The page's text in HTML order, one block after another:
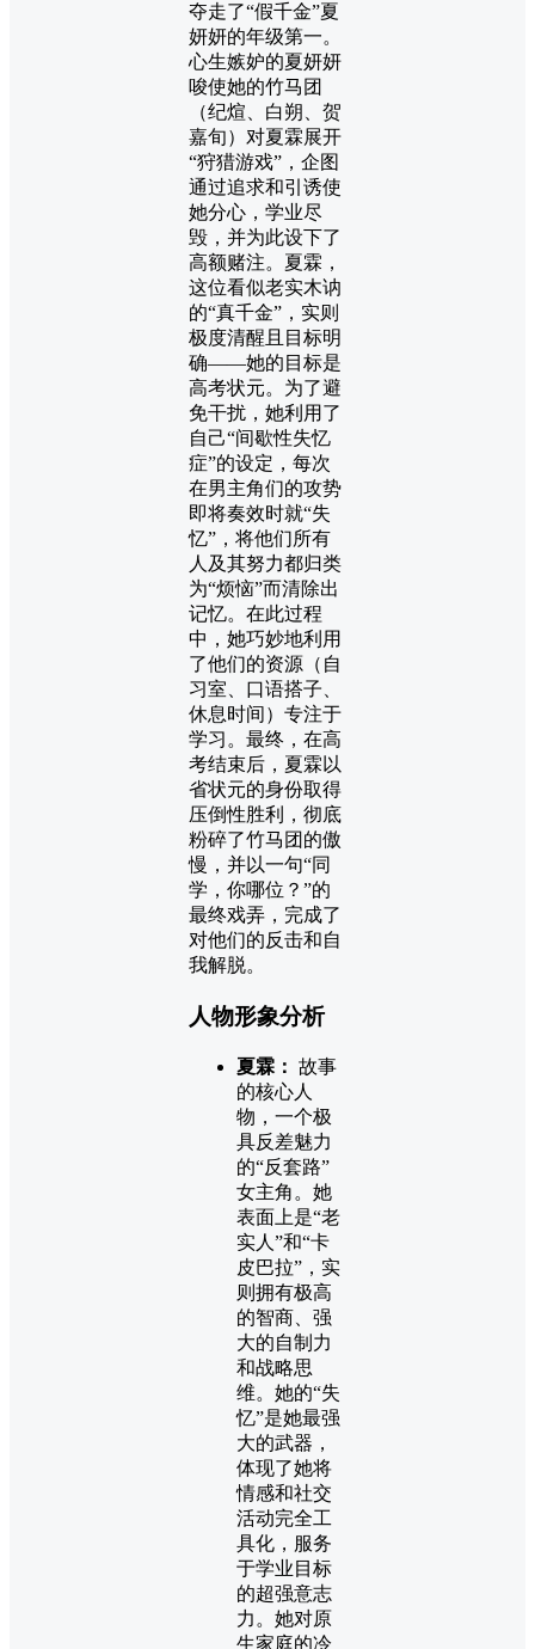
夺走了“假千金”夏
妍妍的年级第一。
心生嫉妒的夏妍妍
唆使她的竹马团
（纪煊、白朔、贺
嘉旬）对夏霖展开
“狩猎游戏”，企图
通过追求和引诱使
她分心，学业尽
毁，并为此设下了
高额赌注。夏霖，
这位看似老实木讷
的“真千金”，实则
极度清醒且目标明
确——她的目标是
高考状元。为了避
免干扰，她利用了
自己“间歇性失忆
症”的设定，每次
在男主角们的攻势
即将奏效时就“失
忆”，将他们所有
人及其努力都归类
为“烦恼”而清除出
记忆。在此过程
中，她巧妙地利用
了他们的资源（自
习室、口语搭子、
休息时间）专注于
学习。最终，在高
考结束后，夏霖以
省状元的身份取得
压倒性胜利，彻底
粉碎了竹马团的傲
慢，并以一句“同
学，你哪位？”的
最终戏弄，完成了
对他们的反击和自
我解脱。
人物形象分析
夏霖： 故事
的核心人
物，一个极
具反差魅力
的“反套路”
女主角。她
表面上是“老
实人”和“卡
皮巴拉”，实
则拥有极高
的智商、强
大的自制力
和战略思
维。她的“失
忆”是她最强
大的武器，
体现了她将
情感和社交
活动完全工
具化，服务
于学业目标
的超强意志
力。她对原
生家庭的冷